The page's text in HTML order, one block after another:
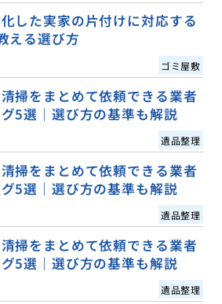
した実家の片付けに対応する
える選び方
ゴミ屋敷
掃をまとめて依頼できる業者
5選｜選び方の基準も解説
遺品整理
掃をまとめて依頼できる業者
5選｜選び方の基準も解説
遺品整理
掃をまとめて依頼できる業者
5選｜選び方の基準も解説
遺品整理